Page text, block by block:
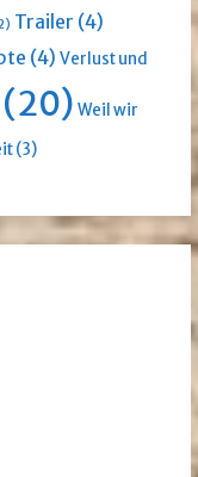
Trailer (4)
(4) Verlust und
(20) Weil wir
(3)